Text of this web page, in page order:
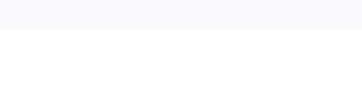
bên trong khóa sẽ phát báo động, đồng thời bung chốt để gia chủ có